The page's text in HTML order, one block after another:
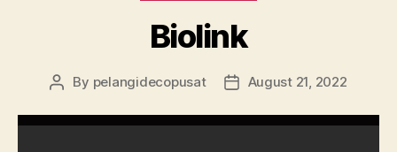
Biolink
By pelangidecopusat August 21, 2022